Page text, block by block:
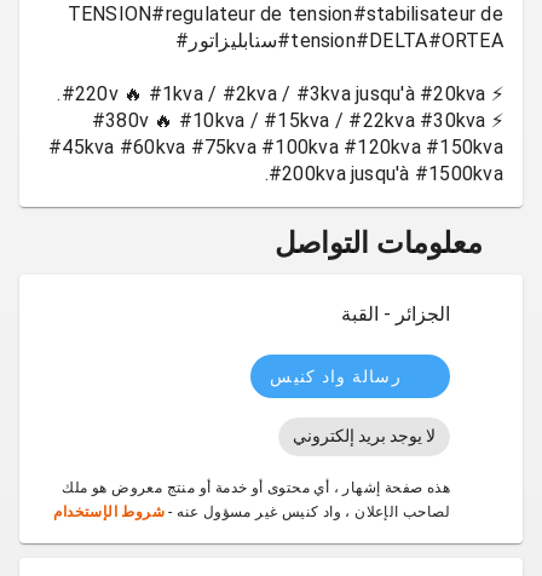
TENSION#regulateur de tension#stabilisateur de
⚡ #380v 🔥 #10kva / #15kva / #22kva #30kva
#45kva #60kva #75kva #100kva #120kva #150kva
#200kva jusqu'à #1500kva.
معلومات التواصل
الجزائر - القبة
رسالة واد كنيس
لا يوجد بريد إلكتروني
هذه صفحة إشهار ، أي محتوى أو خدمة أو منتج معروض هو ملك
لصاحب الإعلان ، واد كنيس غير مسؤول عنه - شروط الإستخدام